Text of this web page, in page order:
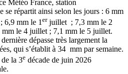
Météo France, station
se répartit ainsi selon les jours : 6 mm
6,9 mm le 1 erjuillet ; 7,3 mm le 2
le 4 juillet ; 7,1 mm le 5 juillet.
dépasse très largement la
qui s’établit à 34 mm par semaine.
de la 3e décade de juin 2026